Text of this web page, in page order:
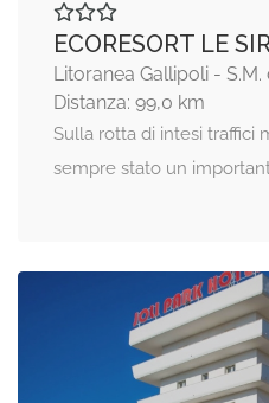
ECORESORT LE
Litoranea Gallipoli -
Distanza: 99,0 km
Sulla rotta di intesi traffici
sempre stato un